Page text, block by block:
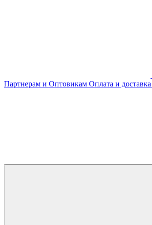
Партнерам и Оптовикам Оплата и доставка